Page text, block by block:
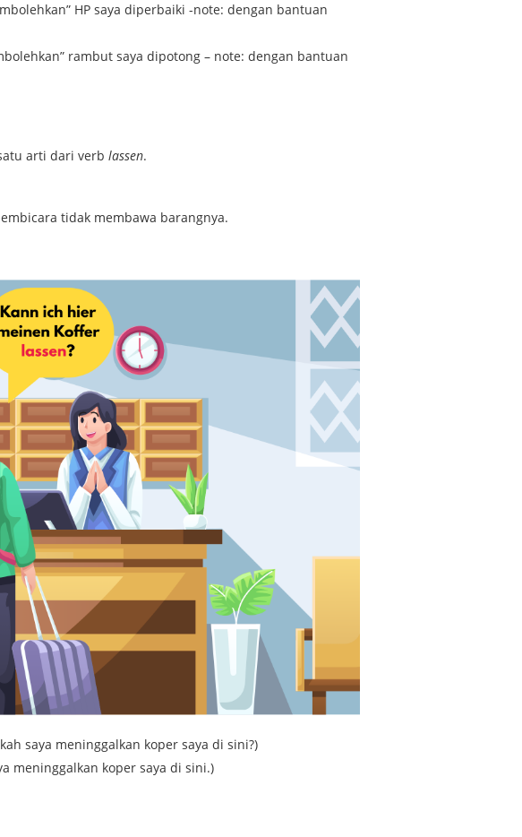
HP saya diperbaiki -note: dengan bantuan
rambut saya dipotong – note: dengan bantuan
arti dari verblassen.
tidak membawa barangnya.
saya meninggalkan koper saya di sini?)
meninggalkan koper saya di sini.)